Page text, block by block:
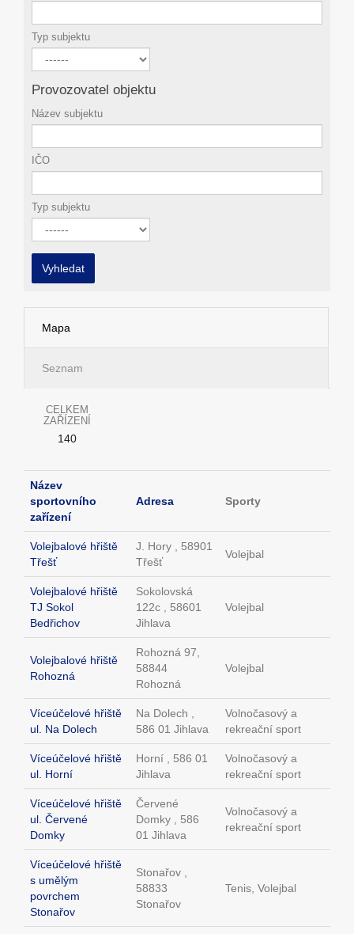
Typ subjektu
Provozovatel objektu
Název subjektu
IČO
Typ subjektu
Vyhledat
Mapa
Seznam
CELKEM
ZAŘÍZENÍ
140
Název
sportovního
zařízení
Adresa Sporty
Volejbalové hřiště
Třešť
J. Hory , 58901
Třešť
Volejbal
Volejbalové hřiště
TJ Sokol
Bedřichov
Sokolovská
122c , 58601
Jihlava
Volejbal
Volejbalové hřiště
Rohozná
Rohozná 97,
58844
Rohozná
Volejbal
Víceúčelové hřiště
ul. Na Dolech
Na Dolech ,
586 01 Jihlava
Volnočasový a
rekreační sport
Víceúčelové hřiště
ul. Horní
Horní , 586 01
Jihlava
Volnočasový a
rekreační sport
Víceúčelové hřiště
ul. Červené
Domky
Červené
Domky , 586
01 Jihlava
Volnočasový a
rekreační sport
Víceúčelové hřiště
s umělým
povrchem
Stonařov
Stonařov ,
58833
Stonařov
Tenis, Volejbal